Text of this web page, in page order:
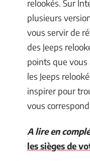
relookés. Sur
plusieurs
vous servir de
des Jeeps
points que
les Jeeps
inspirer pour
vous
A lire en
les sièges de